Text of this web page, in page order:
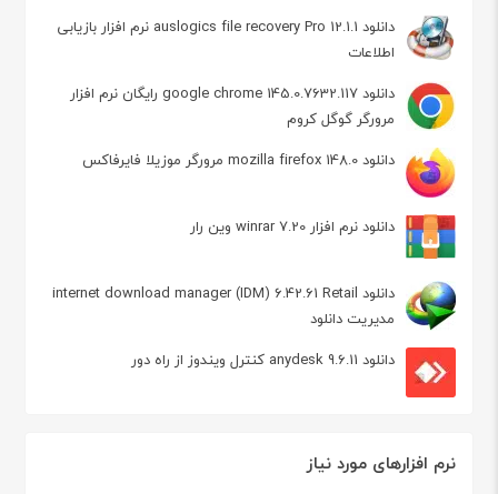
دانلود auslogics file recovery Pro 12.1.1 نرم افزار بازیابی
اطلاعات
دانلود google chrome 145.0.7632.117 رایگان نرم افزار
مرورگر گوگل کروم
دانلود mozilla firefox 148.0 مرورگر موزیلا فایرفاکس
دانلود نرم افزار winrar 7.20 وین رار
دانلود internet download manager (IDM) 6.42.61 Retail
مدیریت دانلود
دانلود anydesk 9.6.11 کنترل ویندوز از راه دور
نرم افزارهای مورد نیاز